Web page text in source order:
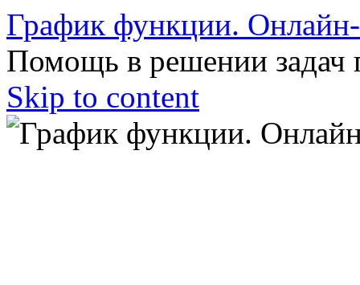
График функции.
Помощь в решении задач
Skip to content